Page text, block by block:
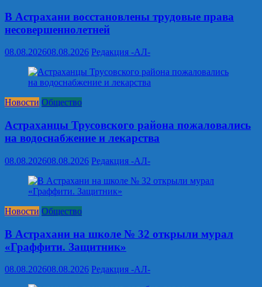
В Астрахани восстановлены трудовые права
несовершеннолетней
08.08.202608.08.2026 Редакция -АЛ-
Новости Общество
Астраханцы Трусовского района пожаловались
на водоснабжение и лекарства
08.08.202608.08.2026 Редакция -АЛ-
Новости Общество
В Астрахани на школе № 32 открыли мурал
«Граффити. Защитник»
08.08.202608.08.2026 Редакция -АЛ-